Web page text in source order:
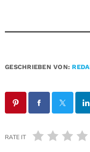
GESCHRIEBEN VON:
RATE IT